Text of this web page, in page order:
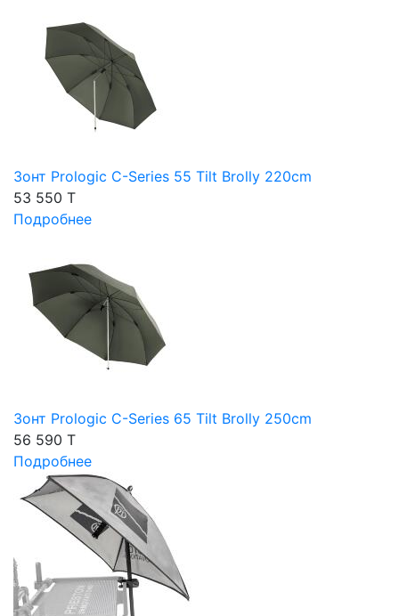
Зонт Prologic C-Series 55 Tilt Brolly 220cm
53 550 T
Подробнее
Зонт Prologic C-Series 65 Tilt Brolly 250cm
56 590 T
Подробнее